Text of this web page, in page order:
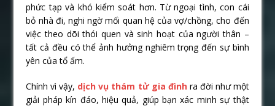
phức tạp và khó kiểm soát hơn. Từ ngoại tình, con cái
bỏ nhà đi, nghi ngờ mối quan hệ của vợ/chồng, cho đến
việc theo dõi thói quen và sinh hoạt của người thân –
tất cả đều có thể ảnh hưởng nghiêm trọng đến sự bình
yên của tổ ấm.
Chính vì vậy, dịch vụ thám tử gia đình ra đời như một
giải pháp kín đáo, hiệu quả, giúp bạn xác minh sự thật